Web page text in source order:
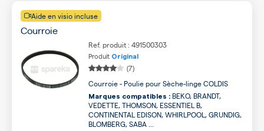
Aide en visio incluse
Courroie
Ref. produit : 491500303
Produit Original
(7)
Courroie - Poulie pour Sèche-linge COLDIS
Marques compatibles : BEKO, BRANDT,
VEDETTE, THOMSON, ESSENTIEL B,
CONTINENTAL EDISON, WHIRLPOOL, GRUNDIG,
BLOMBERG, SABA ...